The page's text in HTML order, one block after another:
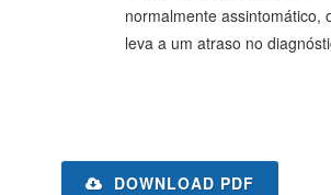
normalmente assintomático,
leva a um atraso no
DOWNLOAD PDF